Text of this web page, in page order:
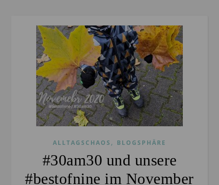
ALLTAGSCHAOS , BLOGSPHÄRE
#30am30 und unsere
#bestofnine im November